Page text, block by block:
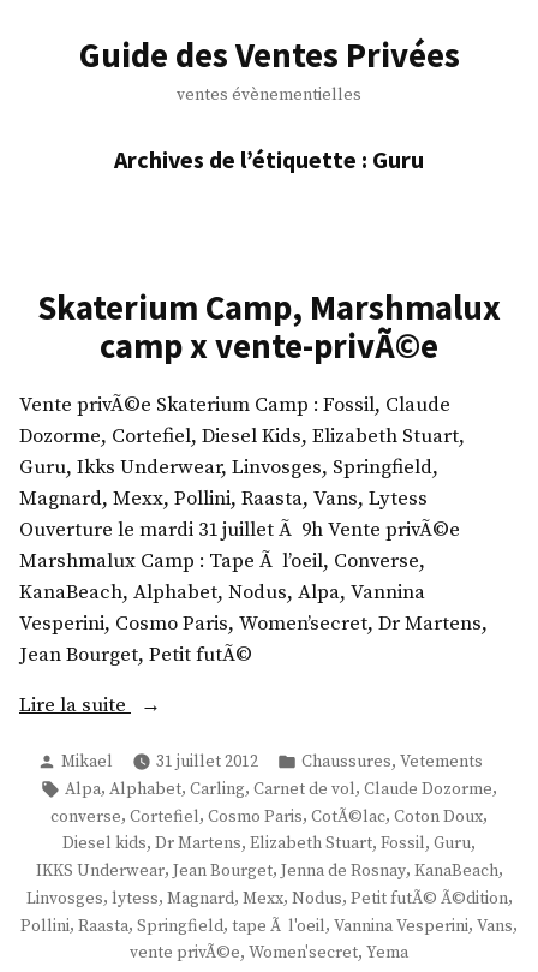
Guide des Ventes Privées
ventes évènementielles
Archives de l’étiquette : Guru
Skaterium Camp, Marshmalux
camp x vente-privÃ©e
Vente privÃ©e Skaterium Camp : Fossil, Claude
Dozorme, Cortefiel, Diesel Kids, Elizabeth Stuart,
Guru, Ikks Underwear, Linvosges, Springfield,
Magnard, Mexx, Pollini, Raasta, Vans, Lytess
Ouverture le mardi 31 juillet Ã 9h Vente privÃ©e
Marshmalux Camp : Tape Ã l’oeil, Converse,
KanaBeach, Alphabet, Nodus, Alpa, Vannina
Vesperini, Cosmo Paris, Women’secret, Dr Martens,
Jean Bourget, Petit futÃ©
Lire la suite
S
k
a
t
e
r
i
Publié
par
Mikael 31 juillet 2012
Publié
dans
Chaussures, Vetements
Étiquettes :
Alpa, Alphabet, Carling, Carnet de vol, Claude Dozorme,
converse, Cortefiel, Cosmo Paris, CotÃ©lac, Coton Doux,
Diesel kids, Dr Martens, Elizabeth Stuart, Fossil, Guru,
IKKS Underwear, Jean Bourget, Jenna de Rosnay, KanaBeach,
Linvosges, lytess, Magnard, Mexx, Nodus, Petit futÃ© Ã©dition,
Pollini, Raasta, Springfield, tape Ã l'oeil, Vannina Vesperini, Vans,
vente privÃ©e, Women'secret, Yema